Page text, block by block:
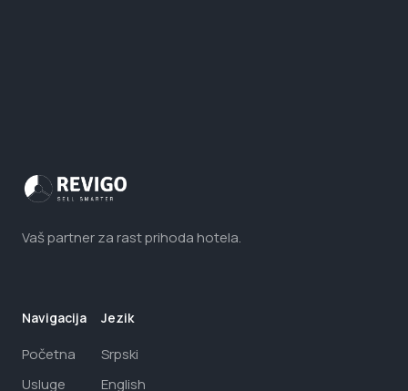
Vaš partner za rast prihoda hotela.
Navigacija
Početna
Usluge
Jezik
Srpski
English